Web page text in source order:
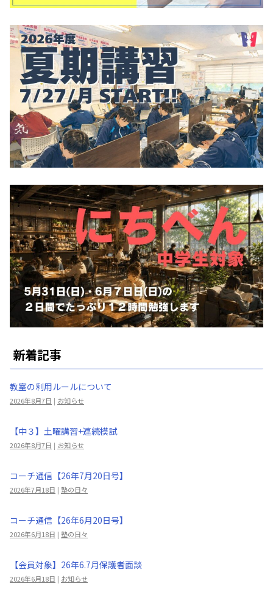
新着記事
教室の利用ルールについて
2026年8月7日 | お知らせ
【中３】土曜講習+連続模試
2026年8月7日 | お知らせ
コーチ通信【26年7月20日号】
2026年7月18日 | 塾の日々
コーチ通信【26年6月20日号】
2026年6月18日 | 塾の日々
【会員対象】26年6.7月保護者面談
2026年6月18日 | お知らせ